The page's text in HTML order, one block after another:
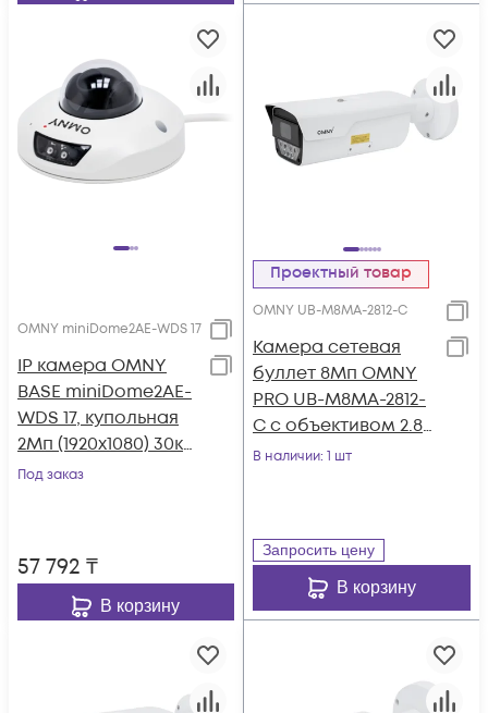
OMNY miniDome2AE-WDS 17
IP камера OMNY
BASE miniDome2AE-
WDS 17, купольная
2Мп (1920х1080) 30к/
с, 1.7мм, F2.0, 802.3af
Под заказ
57 792 ₸
В корзину
Проектный товар
OMNY UB-M8MA-2812-C
Камера сетевая
буллет 8Мп OMNY
PRO UB-M8MA-2812-
C с объективом 2.8-
12 мм. и
В наличии: 1 шт
Запросить цену
В корзину